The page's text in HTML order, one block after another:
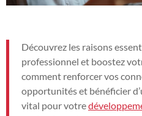
Découvrez les raisons
professionnel et boostez
comment renforcer vos
opportunités et bénéficier
vital pour votre